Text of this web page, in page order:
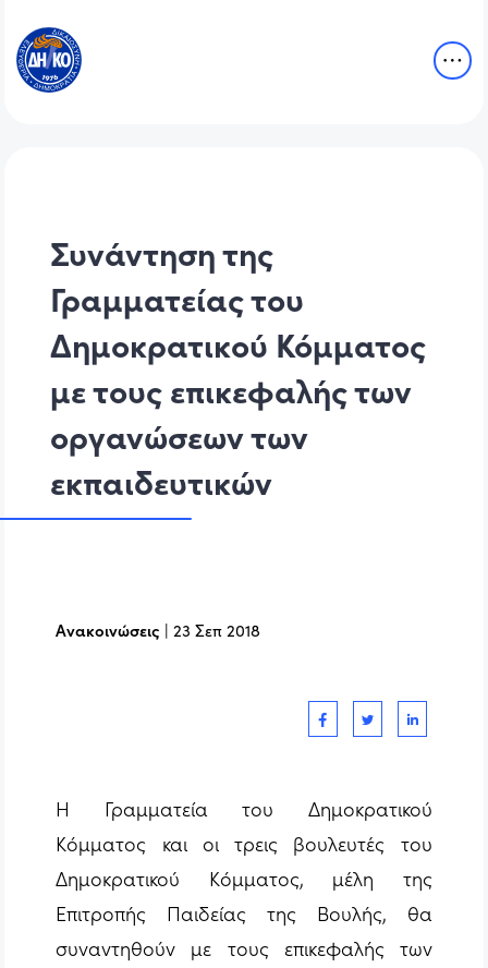
Συνάντηση της
Γραμματείας του
Δημοκρατικού Κόμματος
με τους επικεφαλής των
οργανώσεων των
εκπαιδευτικών
Ανακοινώσεις |23 Σεπ 2018
Η Γραμματεία του Δημοκρατικού
Κόμματος και οι τρεις βουλευτές του
Δημοκρατικού Κόμματος, μέλη της
Επιτροπής Παιδείας της Βουλής, θα
συναντηθούν με τους επικεφαλής των